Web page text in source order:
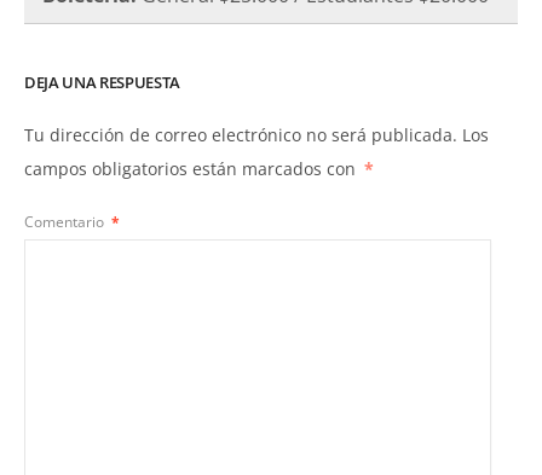
DEJA UNA RESPUESTA
Tu dirección de correo electrónico no será publicada. Los
campos obligatorios están marcados con *
Comentario *